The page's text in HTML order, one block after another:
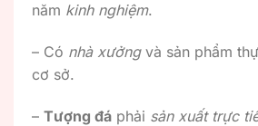
năm kinh nghiệm.
– Có nhà xưởngvà sản phẩm
cơ sở.
– Tượng đá phải sản xuất trực